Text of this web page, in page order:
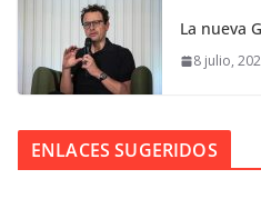
La nueva
8 julio,
ENLACES SUGERIDOS